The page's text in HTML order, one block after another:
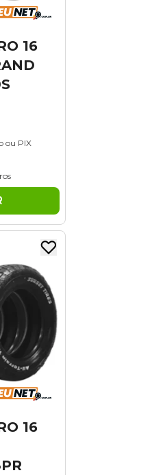
16
ou PIX
16